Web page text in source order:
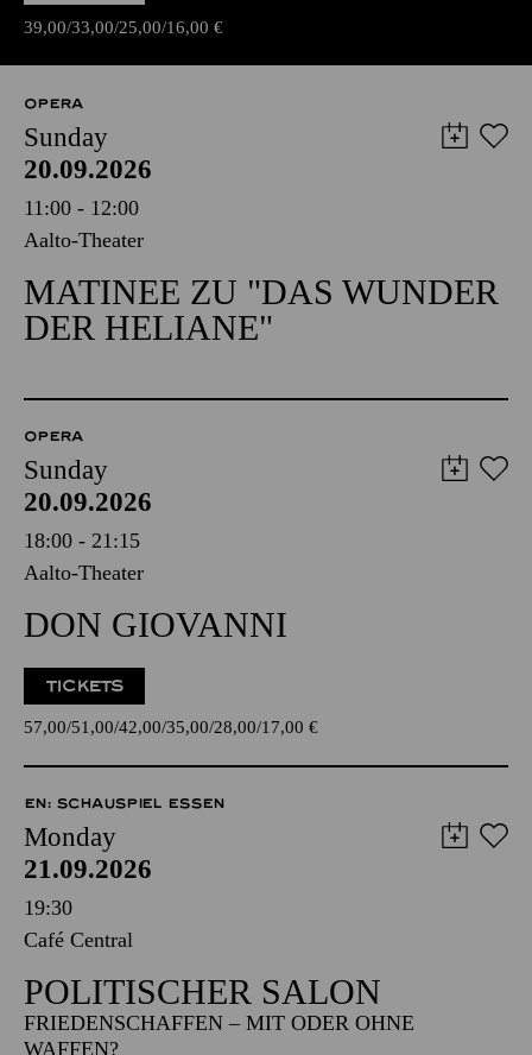
39,00 33,00 25,00 16,00 €
OPERA
Sunday
20.09.2026
11:00 - 12:00
Aalto-Theater
MATINEE ZU "DAS WUNDER
DER HELIANE"
OPERA
Sunday
20.09.2026
18:00 - 21:15
Aalto-Theater
DON GIOVANNI
TICKETS
57,00 51,00 42,00 35,00 28,00 17,00 €
EN: SCHAUSPIEL ESSEN
Monday
21.09.2026
19:30
Café Central
POLITISCHER SALON
FRIEDENSCHAFFEN – MIT ODER OHNE
WAFFEN?